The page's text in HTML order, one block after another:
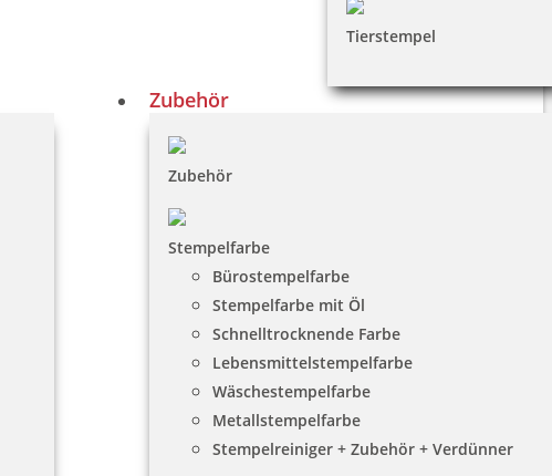
Tierstempel
Zubehör
Zubehör
Stempelfarbe
Bürostempelfarbe
Stempelfarbe mit Öl
Schnelltrocknende Farbe
Lebensmittelstempelfarbe
Wäschestempelfarbe
Metallstempelfarbe
Stempelreiniger + Zubehör + Verdünner